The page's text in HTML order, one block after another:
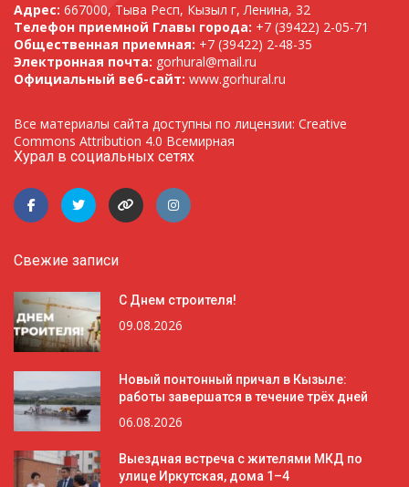
Адрес: 667000, Тыва Респ, Кызыл г, Ленина, 32
Телефон приемной Главы города: +7 (39422) 2-05-71
Общественная приемная: +7 (39422) 2-48-35
Электронная почта: gorhural@mail.ru
Официальный веб-сайт: www.gorhural.ru
Все материалы сайта доступны по лицензии: Creative
Commons Attribution 4.0 Всемирная
Хурал в социальных сетях
Свежие записи
С Днем строителя!
09.08.2026
Новый понтонный причал в Кызыле:
работы завершатся в течение трёх дней
06.08.2026
Выездная встреча с жителями МКД по
улице Иркутская, дома 1–4